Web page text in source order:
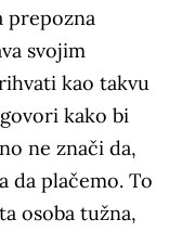
prepozna
svojim
kao takvu
kako bi
ne znači da,
da plačemo. To
osoba tužna,